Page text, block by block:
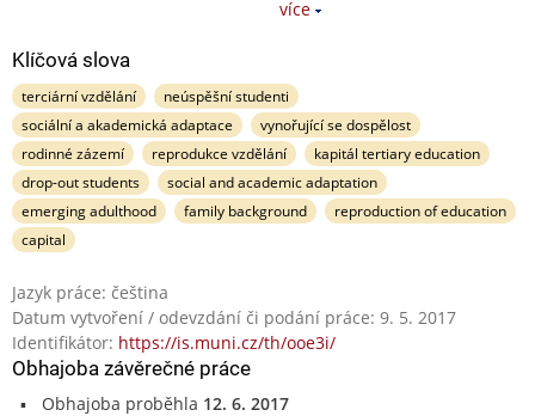
více
Klíčová slova
terciární vzdělání
neúspěšní studenti
sociální a akademická adaptace
vynořující se dospělost
rodinné zázemí
reprodukce vzdělání
kapitál tertiary education
drop-out students
social and academic adaptation
emerging adulthood
family background
reproduction of education
capital
Jazyk práce: čeština
Datum vytvoření / odevzdání či podání práce: 9. 5. 2017
Identifikátor: https://is.muni.cz/th/ooe3i/
Obhajoba závěrečné práce
Obhajoba proběhla 12. 6. 2017